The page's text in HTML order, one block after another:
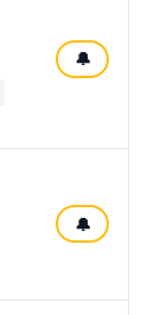
🔔
🔔